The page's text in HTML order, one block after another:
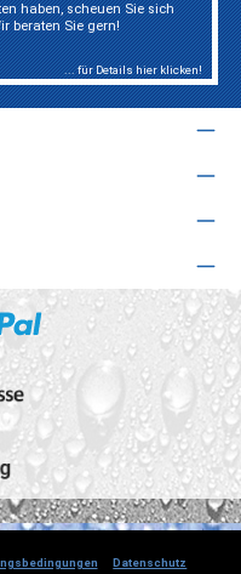
haben, scheuen Sie sich
beraten Sie gern!
... für Details hier klicken!
Datenschutz